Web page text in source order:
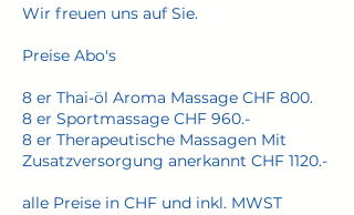
Wir freuen uns auf Sie.
Preise Abo's
8 er Thai-öl Aroma Massage CHF 800.
8 er Sportmassage CHF 960.-
8 er Therapeutische Massagen Mit
Zusatzversorgung anerkannt CHF 1120.-
alle Preise in CHF und inkl. MWST